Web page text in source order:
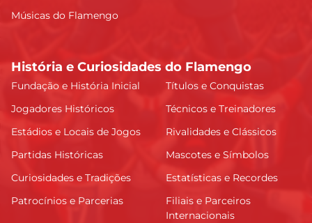
Músicas do Flamengo
História e Curiosidades do Flamengo
Fundação e História Inicial
Títulos e Conquistas
Jogadores Históricos
Técnicos e Treinadores
Estádios e Locais de Jogos
Rivalidades e Clássicos
Partidas Históricas
Mascotes e Símbolos
Curiosidades e Tradições
Estatísticas e Recordes
Patrocínios e Parcerias
Filiais e Parceiros
Internacionais